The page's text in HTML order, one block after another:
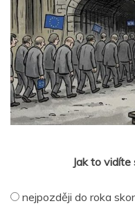
Jak to vidíte
nejpozději do roka